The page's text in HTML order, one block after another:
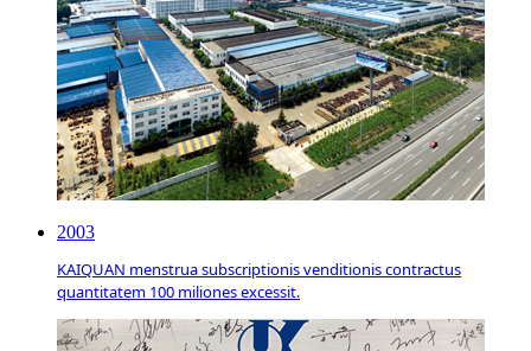
2003
KAIQUAN menstrua subscriptionis venditionis contractus
quantitatem 100 miliones excessit.